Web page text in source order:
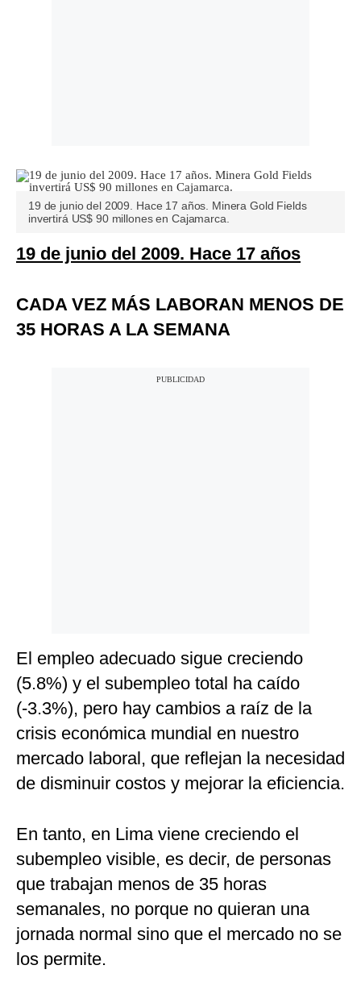
19 de junio del 2009. Hace 17 años. Minera Gold Fields
invertirá US$ 90 millones en Cajamarca.
19 de junio del 2009. Hace 17 años
CADA VEZ MÁS LABORAN MENOS DE
35 HORAS A LA SEMANA
El empleo adecuado sigue creciendo
(5.8%) y el subempleo total ha caído
(-3.3%), pero hay cambios a raíz de la
crisis económica mundial en nuestro
mercado laboral, que reflejan la necesidad
de disminuir costos y mejorar la eficiencia.
En tanto, en Lima viene creciendo el
subempleo visible, es decir, de personas
que trabajan menos de 35 horas
semanales, no porque no quieran una
jornada normal sino que el mercado no se
los permite.